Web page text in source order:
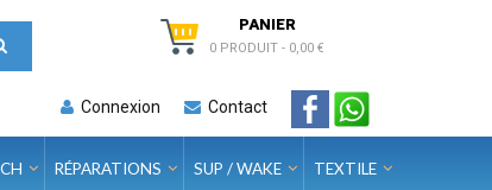
PANIER
0 PRODUIT - 0,00 €
Connexion Contact
RÉPARATIONS SUP / WAKE TEXTILE